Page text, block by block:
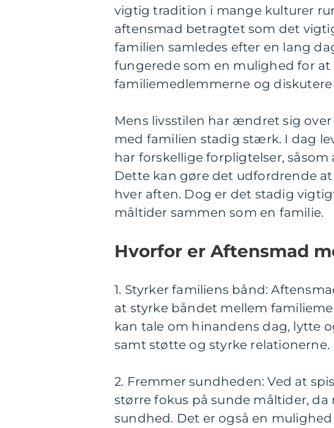
vigtig tradition i mange kulturer
aftensmad betragtet som det
familien samledes efter en lang
fungerede som en mulighed for
familiemedlemmerne og
Mens livsstilen har ændret sig
med familien stadig stærk. I dag
har forskellige forpligtelser,
Dette kan gøre det udfordrende
hver aften. Dog er det stadig
måltider sammen som en familie.
Hvorfor er Aftensmad
1. Styrker familiens bånd:
at styrke båndet mellem
kan tale om hinandens dag, lytte
samt støtte og styrke relationerne.
2. Fremmer sundheden: Ved at
større fokus på sunde måltider,
sundhed. Det er også en